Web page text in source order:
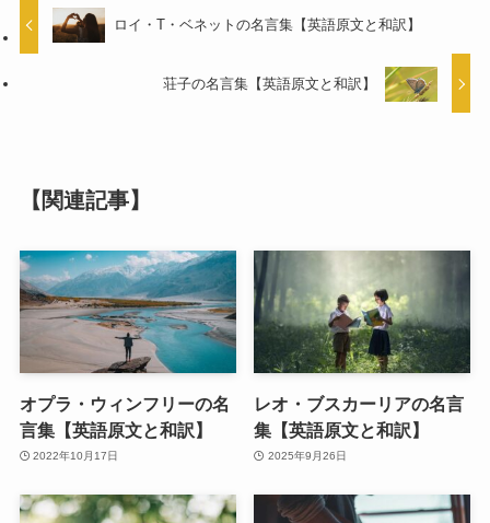
ロイ・T・ベネットの名言集【英語原文と和訳】
荘子の名言集【英語原文と和訳】
【関連記事】
オプラ・ウィンフリーの名
言集【英語原文と和訳】
2022年10月17日
レオ・ブスカーリアの名言
集【英語原文と和訳】
2025年9月26日